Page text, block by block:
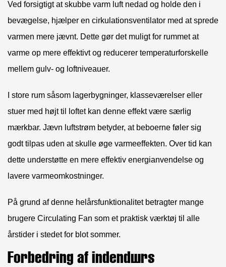
Ved forsigtigt at skubbe varm luft nedad og holde den i
bevægelse, hjælper en cirkulationsventilator med at sprede
varmen mere jævnt. Dette gør det muligt for rummet at
varme op mere effektivt og reducerer temperaturforskelle
mellem gulv- og loftniveauer.
I store rum såsom lagerbygninger, klasseværelser eller
stuer med højt til loftet kan denne effekt være særlig
mærkbar. Jævn luftstrøm betyder, at beboerne føler sig
godt tilpas uden at skulle øge varmeeffekten. Over tid kan
dette understøtte en mere effektiv energianvendelse og
lavere varmeomkostninger.
På grund af denne helårsfunktionalitet betragter mange
brugere Circulating Fan som et praktisk værktøj til alle
årstider i stedet for blot sommer.
Forbedring af indendørs